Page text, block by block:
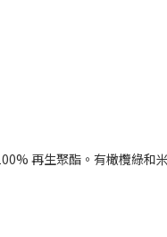
再生聚酯。有橄欖綠和